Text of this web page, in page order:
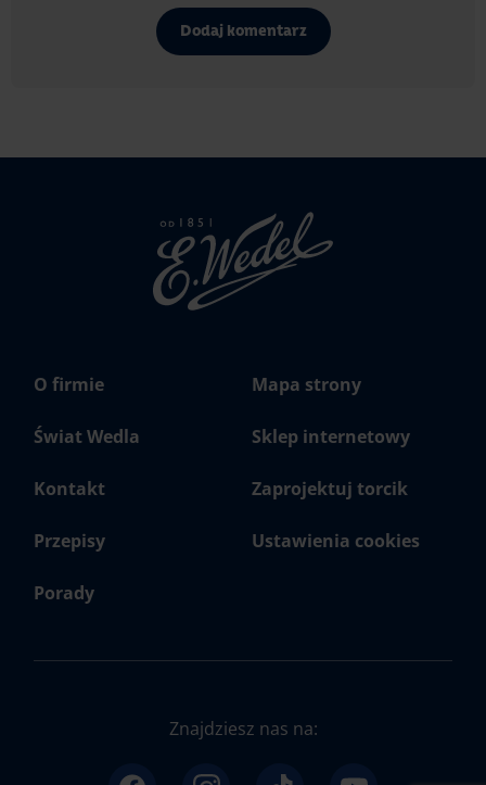
Dodaj komentarz
Strona
głowna
Wedel.pl
O firmie
Świat Wedla
Kontakt
Przepisy
Porady
Mapa strony
Sklep internetowy
Zaprojektuj torcik
Ustawienia cookies
Znajdziesz nas na: